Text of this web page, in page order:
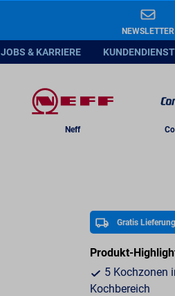
NEWSLETTER
JOBS & KARRIERE KUNDENDIENST
Neff
Gratis Lieferung
Produkt-
5 Kochzonen
Kochbereich
–
UVP 1749 ¹ -14%
In